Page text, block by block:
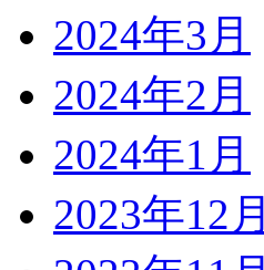
2024年3月
2024年2月
2024年1月
2023年12月